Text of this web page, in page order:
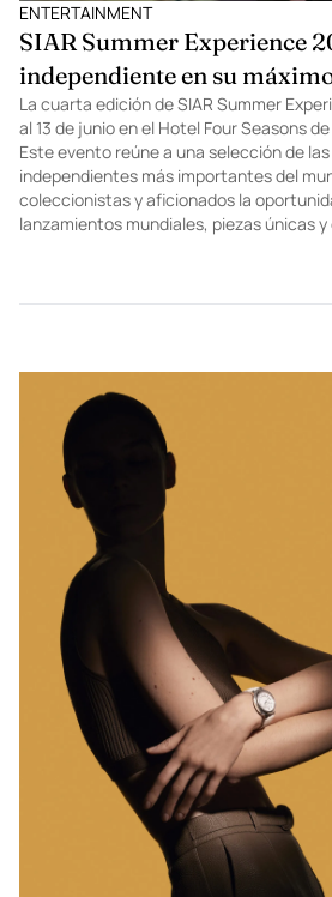
ENTERTAINMENT
SIAR Summer Experience
independiente en su
La cuarta edición de SIAR Summer
al 13 de junio en el Hotel Four Seasons
Este evento reúne a una selección de
independientes más importantes del
coleccionistas y aficionados la
lanzamientos mundiales, piezas únicas